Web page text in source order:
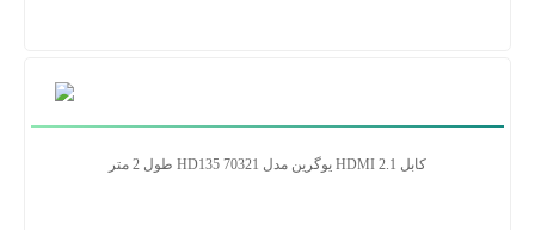
کابل 2.1 HDMI یوگرین مدل HD135 70321 طول 2 متر